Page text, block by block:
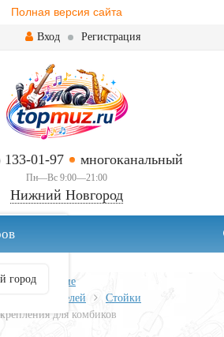
Полная версия сайта
Вход Регистрация
133-01-97 многоканальный
Пн—Вс 9:00—21:00
Нижний Новгород
город?
городУсиление
для усилителей
Стойки
для комбиков